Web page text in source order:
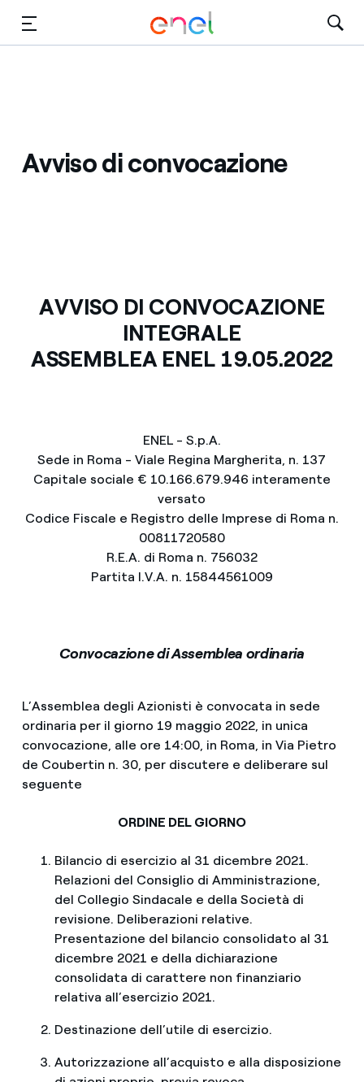
Avviso di convocazione
AVVISO DI CONVOCAZIONE
INTEGRALE
ASSEMBLEA ENEL 19.05.2022
ENEL - S.p.A.
Sede in Roma - Viale Regina Margherita, n. 137
Capitale sociale € 10.166.679.946 interamente
versato
Codice Fiscale e Registro delle Imprese di Roma n.
00811720580
R.E.A. di Roma n. 756032
Partita I.V.A. n. 15844561009
Convocazione di Assemblea ordinaria
L’Assemblea degli Azionisti è convocata in sede
ordinaria per il giorno 19 maggio 2022, in unica
convocazione, alle ore 14:00, in Roma, in Via Pietro
de Coubertin n. 30, per discutere e deliberare sul
seguente
ORDINE DEL GIORNO
Bilancio di esercizio al 31 dicembre 2021.
Relazioni del Consiglio di Amministrazione,
del Collegio Sindacale e della Società di
revisione. Deliberazioni relative.
Presentazione del bilancio consolidato al 31
dicembre 2021 e della dichiarazione
consolidata di carattere non finanziario
relativa all’esercizio 2021.
Destinazione dell’utile di esercizio.
Autorizzazione all’acquisto e alla disposizione